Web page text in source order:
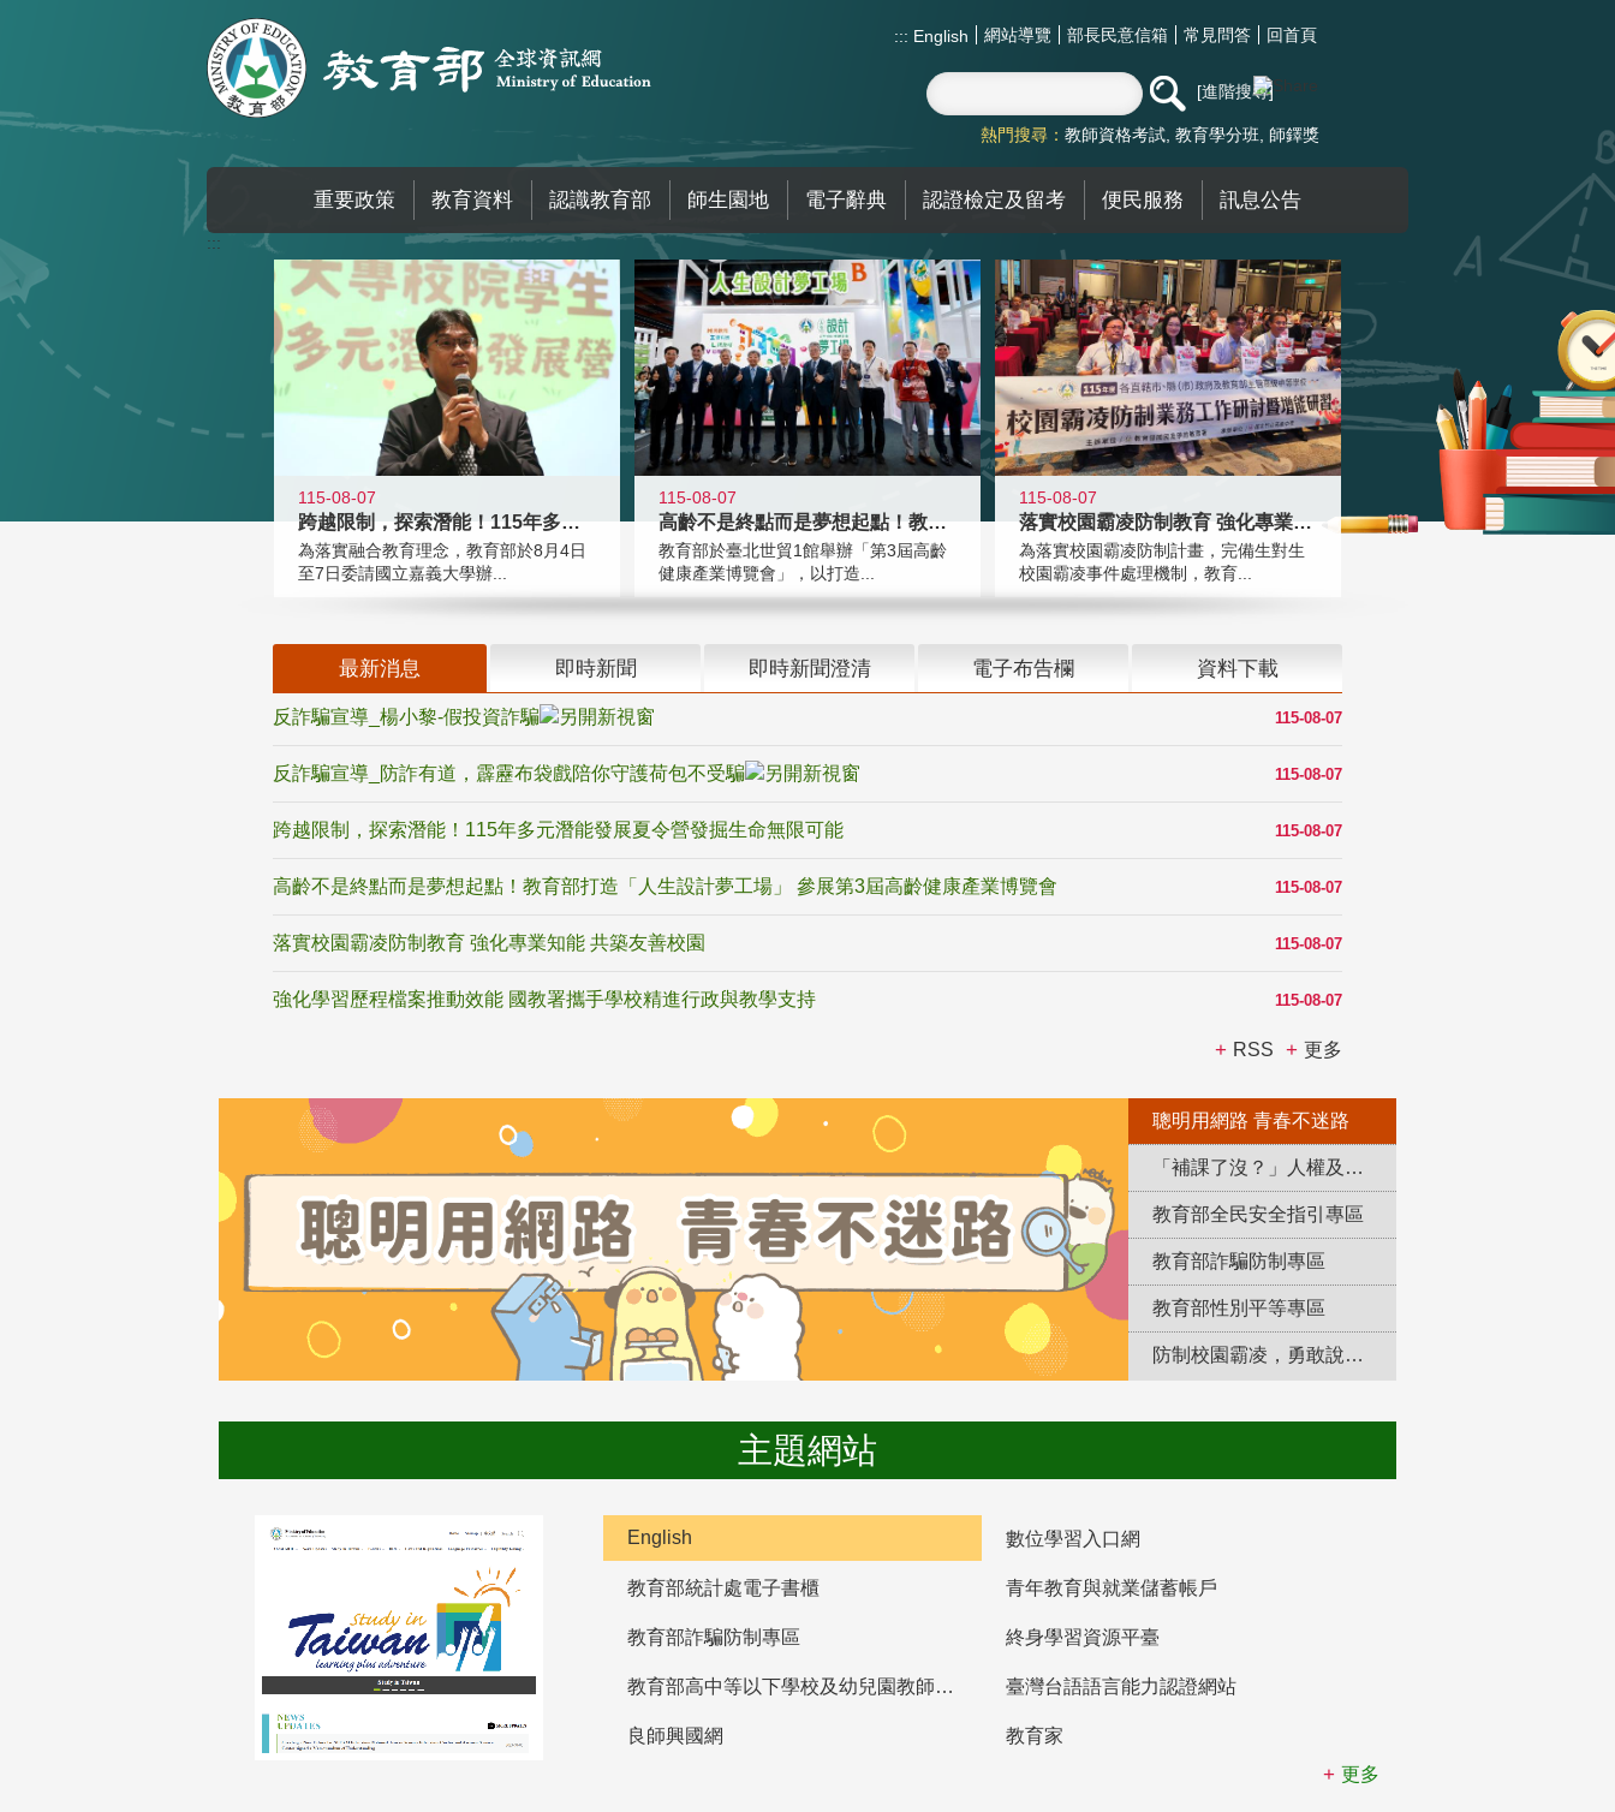
::: English 網站導覽 部長民意信箱 常見問答 回首頁
進階搜尋
熱門搜尋： 教師資格考試 教育學分班 師鐸獎
重要政策 教育資料 認識教育部 師生園地 電子辭典 認證檢定及留考 便民服務 訊息公告
:::
115-08-07
跨越限制，探索潛能！115年多元潛
為落實融合教育理念，教育部於8月4日
至7日委請國立嘉義大學辦...
115-08-07
高齡不是終點而是夢想起點！教育部打
教育部於臺北世貿1館舉辦「第3屆高齡
健康產業博覽會」，以打造...
115-08-07
落實校園霸凌防制教育 強化專業知能
為落實校園霸凌防制計畫，完備生對生
校園霸凌事件處理機制，教育...
最新消息 即時新聞 即時新聞澄清 電子布告欄 資料下載
115-08-07
反詐騙宣導_楊小黎-假投資詐騙
115-08-07
反詐騙宣導_防詐有道，霹靂布袋戲陪你守護荷包不受騙
115-08-07
跨越限制，探索潛能！115年多元潛能發展夏令營發掘生命無限可能
115-08-07
高齡不是終點而是夢想起點！教育部打造「人生設計夢工場」 參展第3屆高齡健康產業博覽會
115-08-07
落實校園霸凌防制教育 強化專業知能 共築友善校園
115-08-07
強化學習歷程檔案推動效能 國教署攜手學校精進行政與教學支持
RSS 更多
聰明用網路 青春不迷路
「補課了沒？」人權及轉型正義教育專區
教育部全民安全指引專區
教育部詐騙防制專區
教育部性別平等專區
防制校園霸凌，勇敢說出來！
主題網站
English 數位學習入口網
教育部統計處電子書櫃 青年教育與就業儲蓄帳戶
教育部詐騙防制專區 終身學習資源平臺
教育部高中等以下學校及幼兒園教師資格檢定考試 臺灣台語語言能力認證網站
良師興國網
教育家
更多